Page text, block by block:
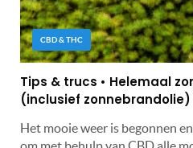
CBD & THC
Tips & trucs • Helemaal
(inclusief zonnebrandolie)
Het mooie weer is begonnen